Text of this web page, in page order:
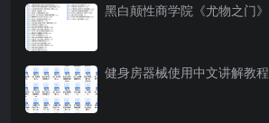
黑白颠性商学院《尤物之门》
健身房器械使用中文讲解教程